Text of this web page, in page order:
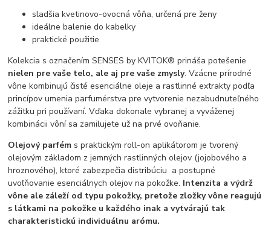
sladšia kvetinovo-ovocná vôňa, určená pre ženy
ideálne balenie do kabelky
praktické použitie
Kolekcia s označením SENSES by KVITOK® prináša potešenie
nielen pre vaše telo, ale aj pre vaše zmysly. Vzácne prírodné
vône kombinujú čisté esenciálne oleje a rastlinné extrakty podľa
princípov umenia parfumérstva pre vytvorenie nezabudnuteľného
zážitku pri používaní. Vďaka dokonale vybranej a vyváženej
kombinácii vôní sa zamilujete už na prvé ovoňanie.
Olejový parfém s praktickým roll-on aplikátorom je tvorený
olejovým základom z jemných rastlinných olejov (jojobového a
hroznového), ktoré zabezpečia distribúciu a postupné
uvoľňovanie esenciálnych olejov na pokožke. Intenzita a výdrž
vône ale záleží od typu pokožky, pretože zložky vône reagujú
s látkami na pokožke u každého inak a vytvárajú tak
charakteristickú individuálnu arómu.